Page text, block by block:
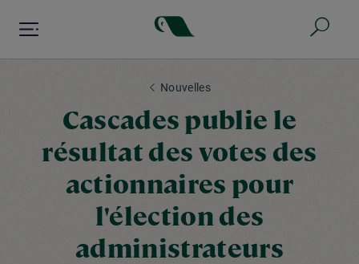
Nouvelles
Cascades publie le
résultat des votes des
actionnaires pour
l'élection des
administrateurs